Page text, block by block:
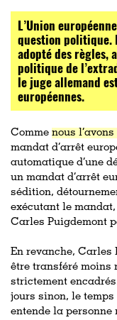
L’Union
question politique.
adopté des règles,
politique de
le juge allemand
européennes.
Commenous
mandat d’arrêt
automatique d’une
un mandat d’arrêt
sédition,
exécutant le
Carles Puigdemont
En revanche, Carles
être transféré moins
strictement
jours sinon, le temps
entende la personne